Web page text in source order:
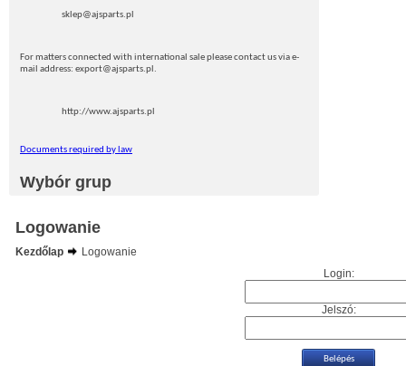
sklep@ajsparts.pl
For matters connected with international sale please contact us via e-
mail address: export@ajsparts.pl.
http://www.ajsparts.pl
Documents required by law
Wybór grup
Logowanie
Kezdőlap
Logowanie
Login:
Jelszó: